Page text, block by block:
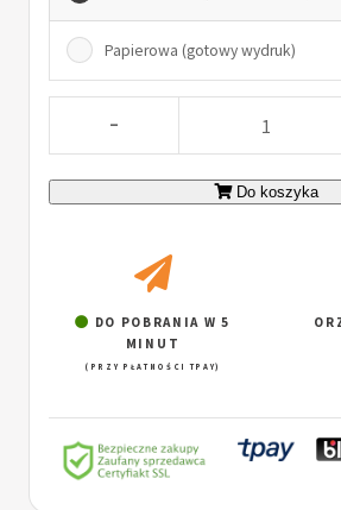
Papierowa (gotowy wydruk)
-
Do koszyka
DO POBRANIA W 5
MINUT
(PRZY PŁATNOŚCI TPAY)